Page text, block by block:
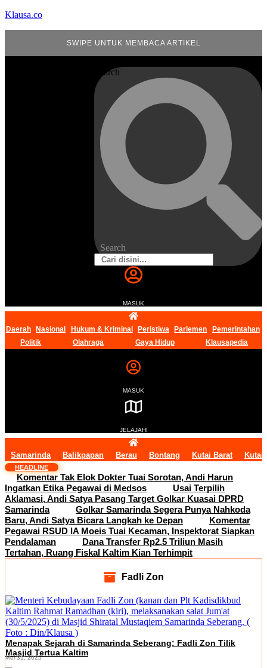
Klausa.co
SWIPE UNTUK MEMBACA ARTIKEL
Search
Search
MASUK
Daerah Nasional Hukum & Kriminal Peristiwa Parlemen
Pemerintahan
Politik
Olahraga Gaya Hidup Klausapedia
MASUK
JELAJAHI
Samarinda Balikpapan Berau Bontang Kutai Barat Kutai
HEADLINE
Komentar Tak Elok Dokter Tuai Sorotan, Andi Harun
Ingatkan Etika Pegawai di Medsos
Usai Terpilih
Aklamasi, Andi Satya Pasang Target Golkar Kuasai DPRD
Samarinda
Golkar Samarinda Segera Punya Nahkoda
Baru, Andi Satya Bicara Langkah ke Depan
Komentar
Pegawai RSUD IA Moeis Tuai Kecaman, Inspektorat Siapkan
Pendalaman
Dana Transfer Rp2,5 Triliun Masih
Tertahan, Ruang Fiskal Kaltim Kian Terhimpit
Fadli Zon
Menapak Sejarah di Samarinda Seberang: Fadli Zon Tilik
Masjid Tertua Kaltim
Mei 31, 2025